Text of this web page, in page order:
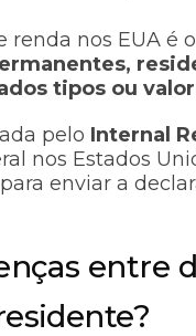
renda nos EUA é
tipos ou
pelo Internal
nos Estados
enviar a
entre